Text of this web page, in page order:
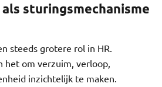
sturingsmechanisme
steeds grotere rol in HR.
het om verzuim, verloop,
inzichtelijk te maken.